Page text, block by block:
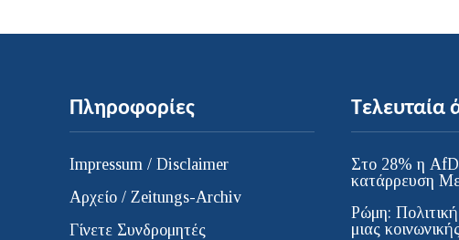
Πληροφορίες
Impressum / Disclaimer
Αρχείο / Zeitungs-Archiv
Γίνετε Συνδρομητές
Τελευταία
Στο 28% η
κατάρρευση
Ρώμη:
μιας